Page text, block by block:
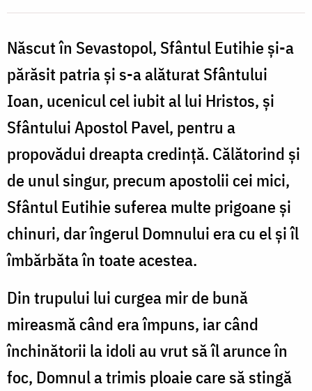
Născut în Sevastopol, Sfântul Eutihie și-a
părăsit patria și s-a alăturat Sfântului
Ioan, ucenicul cel iubit al lui Hristos, și
Sfântului Apostol Pavel, pentru a
propovădui dreapta credință. Călătorind și
de unul singur, precum apostolii cei mici,
Sfântul Eutihie suferea multe prigoane și
chinuri, dar îngerul Domnului era cu el și îl
îmbărbăta în toate acestea.
Din trupului lui curgea mir de bună
mireasmă când era împuns, iar când
închinătorii la idoli au vrut să îl arunce în
foc, Domnul a trimis ploaie care să stingă